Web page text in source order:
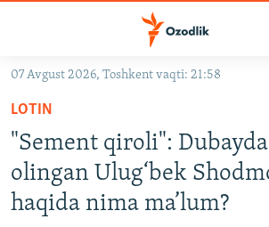
Асосий
навигацияга
ўтинг
Қидиришга
ўтинг
OZODVIDEO
OZODARXIV
На русском
07 Avgust 2026, Toshkent vaqti: 21:58
LOTIN
"Sement qiroli":
olingan Ulug‘bek
haqida nima ma’lum?